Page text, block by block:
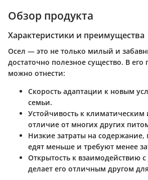
Обзор продукта
Характеристики и преимущества
Осел — это не только милый и
достаточно полезное существо. В
можно отнести:
Скорость адаптации к новым
семьи.
Устойчивость к
отличие от многих других
Низкие затраты на содержание,
едят меньше и требуют менее
Открытость к взаимодействию
делает его отличным другом